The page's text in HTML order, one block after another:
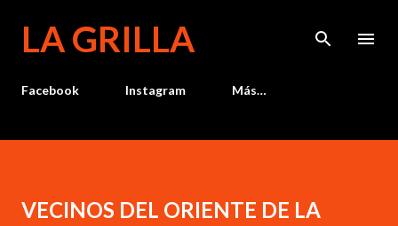
LA GRILLA
Facebook Instagram Más…
VECINOS DEL ORIENTE DE LA